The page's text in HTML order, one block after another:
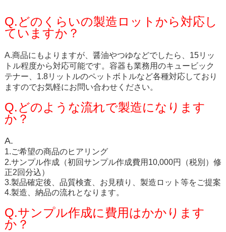
Q.どのくらいの製造ロットから対応し
ていますか？
A.商品にもよりますが、醤油やつゆなどでしたら、15リッ
トル程度から対応可能です。容器も業務用のキュービック
テナー、1.8リットルのペットボトルなど各種対応しており
ますのでお気軽にお問い合わせください。
Q.どのような流れで製造になります
か？
A.
1.ご希望の商品のヒアリング
2.サンプル作成（初回サンプル作成費用10,000円（税別）修
正2回分込）
3.製品確定後、品質検査、お見積り、製造ロット等をご提案
4.製造、納品の流れとなります。
Q.サンプル作成に費用はかかります
か？